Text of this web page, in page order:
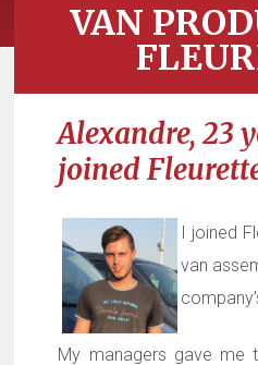
VAN
Alexandre, 23
joined
I joined
van
My managers gave me